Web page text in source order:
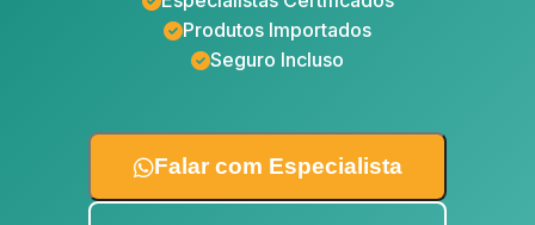
Produtos Importados
Seguro Incluso
Falar com Especialista